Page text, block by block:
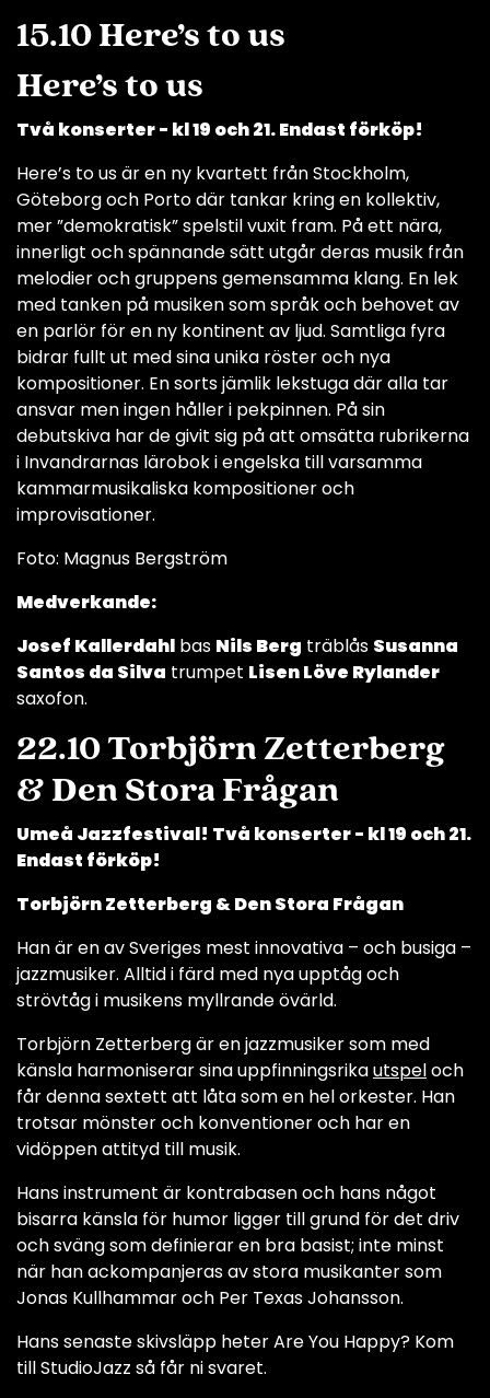
15.10 Here’s to us
Here’s to us
Två konserter - kl 19 och 21. Endast förköp!
Here’s to us är en ny kvartett från Stockholm,
Göteborg och Porto där tankar kring en kollektiv,
mer ”demokratisk” spelstil vuxit fram. På ett nära,
innerligt och spännande sätt utgår deras musik från
melodier och gruppens gemensamma klang. En lek
med tanken på musiken som språk och behovet av
en parlör för en ny kontinent av ljud. Samtliga fyra
bidrar fullt ut med sina unika röster och nya
kompositioner. En sorts jämlik lekstuga där alla tar
ansvar men ingen håller i pekpinnen. På sin
debutskiva har de givit sig på att omsätta rubrikerna
i Invandrarnas lärobok i engelska till varsamma
kammarmusikaliska kompositioner och
improvisationer.
Foto: Magnus Bergström
Medverkande:
Josef Kallerdahl bas Nils Berg träblås Susanna
Santos da Silva trumpet Lisen Löve Rylander
saxofon.
22.10 Torbjörn Zetterberg
& Den Stora Frågan
Umeå Jazzfestival! Två konserter - kl 19 och 21.
Endast förköp!
Torbjörn Zetterberg & Den Stora Frågan
Han är en av Sveriges mest innovativa – och busiga –
jazzmusiker. Alltid i färd med nya upptåg och
strövtåg i musikens myllrande övärld.
Torbjörn Zetterberg är en jazzmusiker som med
känsla harmoniserar sina uppfinningsrikautspeloch
får denna sextett att låta som en hel orkester. Han
trotsar mönster och konventioner och har en
vidöppen attityd till musik.
Hans instrument är kontrabasen och hans något
bisarra känsla för humor ligger till grund för det driv
och sväng som definierar en bra basist; inte minst
när han ackompanjeras av stora musikanter som
Jonas Kullhammar och Per Texas Johansson.
Hans senaste skivsläpp heter Are You Happy? Kom
till StudioJazz så får ni svaret.